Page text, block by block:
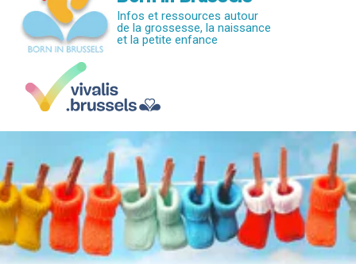
Infos et ressources autour
de la grossesse, la naissance
et la petite enfance